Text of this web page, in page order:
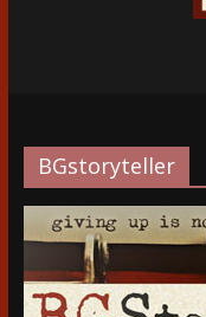
BGstoryteller